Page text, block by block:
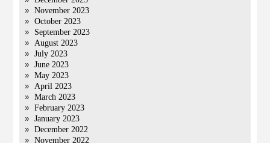
November 2023
October 2023
September 2023
August 2023
July 2023
June 2023
May 2023
April 2023
March 2023
February 2023
January 2023
December 2022
November 2022